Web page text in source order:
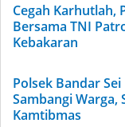
Cegah Karhutlah,
Bersama TNI
Kebakaran
Polsek Bandar
Sambangi Warga,
Kamtibmas